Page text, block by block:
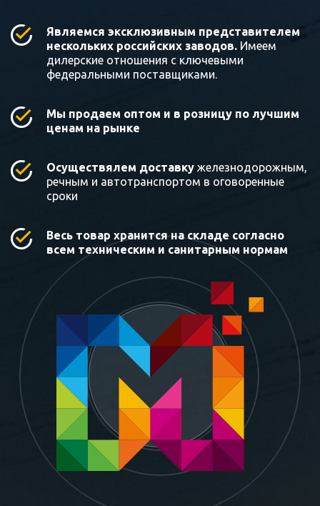
Являемся эксклюзивным представителем
нескольких российских заводов. Имеем
дилерские отношения с ключевыми
федеральными поставщиками.
Мы продаем оптом и в розницу по лучшим
ценам на рынке
Осуществялем доставку железнодорожным,
речным и автотранспортом в оговоренные
сроки
Весь товар хранится на складе согласно
всем техническим и санитарным нормам